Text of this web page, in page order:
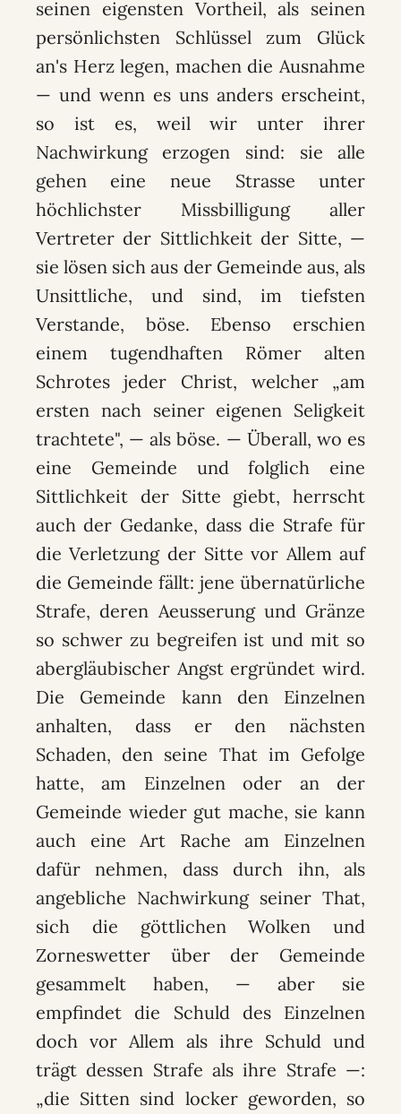
seinen eigensten Vortheil, als seinen
persönlichsten Schlüssel zum Glück
an's Herz legen, machen die Ausnahme
— und wenn es uns anders erscheint,
so ist es, weil wir unter ihrer
Nachwirkung erzogen sind: sie alle
gehen eine neue Strasse unter
höchlichster Missbilligung aller
Vertreter der Sittlichkeit der Sitte, —
sie lösen sich aus der Gemeinde aus, als
Unsittliche, und sind, im tiefsten
Verstande, böse. Ebenso erschien
einem tugendhaften Römer alten
Schrotes jeder Christ, welcher „am
ersten nach seiner eigenen Seligkeit
trachtete", — als böse. — Überall, wo es
eine Gemeinde und folglich eine
Sittlichkeit der Sitte giebt, herrscht
auch der Gedanke, dass die Strafe für
die Verletzung der Sitte vor Allem auf
die Gemeinde fällt: jene übernatürliche
Strafe, deren Aeusserung und Gränze
so schwer zu begreifen ist und mit so
abergläubischer Angst ergründet wird.
Die Gemeinde kann den Einzelnen
anhalten, dass er den nächsten
Schaden, den seine That im Gefolge
hatte, am Einzelnen oder an der
Gemeinde wieder gut mache, sie kann
auch eine Art Rache am Einzelnen
dafür nehmen, dass durch ihn, als
angebliche Nachwirkung seiner That,
sich die göttlichen Wolken und
Zorneswetter über der Gemeinde
gesammelt haben, — aber sie
empfindet die Schuld des Einzelnen
doch vor Allem als ihre Schuld und
trägt dessen Strafe als ihre Strafe —:
„die Sitten sind locker geworden, so